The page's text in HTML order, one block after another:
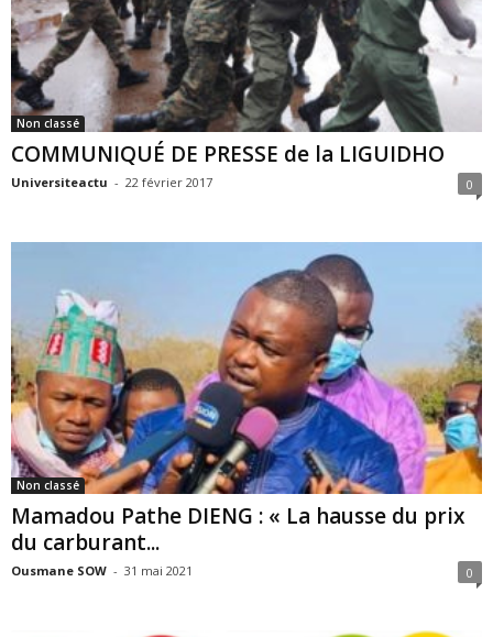
Non classé
COMMUNIQUÉ DE PRESSE de la LIGUIDHO
Universiteactu - 22 février 2017 0
Non classé
Mamadou Pathe DIENG : « La hausse du prix
du carburant...
Ousmane SOW - 31 mai 2021 0